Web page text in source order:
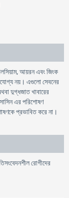
আয়রন এবং জিংক
নয়। এগুলো সেবনের
দুগ্ধজাত খাবারের
এর পরিশোষণ
প্রভাবিত করে না।
রোগীদের